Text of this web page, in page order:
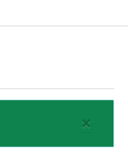
l
a
v
g
×